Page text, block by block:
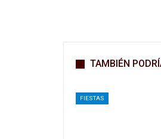
TAMBIÉN
FIESTAS